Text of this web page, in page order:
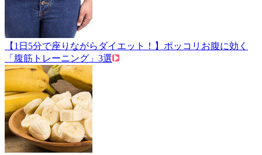
【1日5分で座りながらダイエット！】ポッコリお腹に効く
「腹筋トレーニング」3選